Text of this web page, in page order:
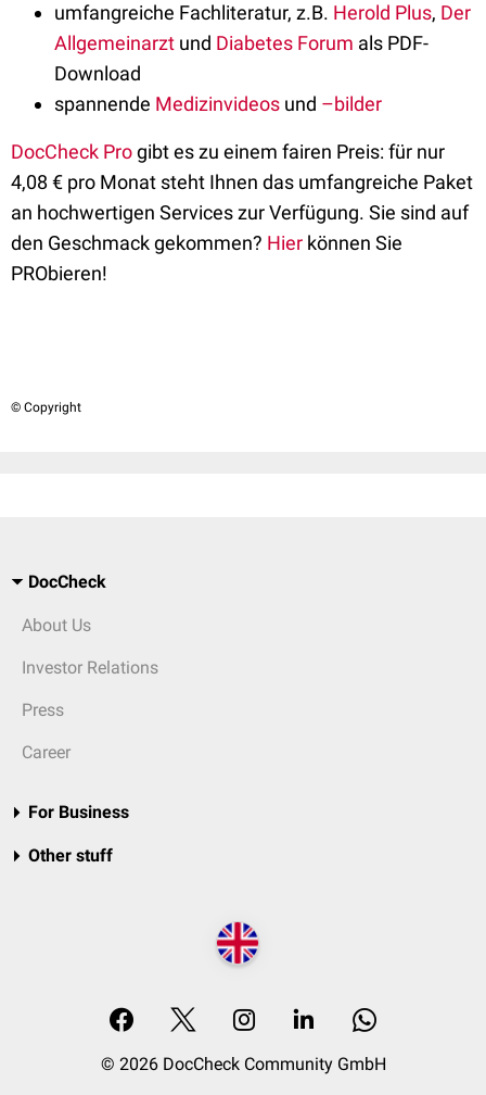
umfangreiche Fachliteratur, z.B. Herold Plus, Der
Allgemeinarzt und Diabetes Forum als PDF-
Download
spannende Medizinvideos und –bilder
DocCheck Progibt es zu einem fairen Preis: für nur
4,08 € pro Monat steht Ihnen das umfangreiche Paket
an hochwertigen Services zur Verfügung. Sie sind auf
den Geschmack gekommen? Hier können Sie
PRObieren!
© Copyright
DocCheck
About Us
Investor Relations
Press
Career
For Business
Other stuff
© 2026 DocCheck Community GmbH